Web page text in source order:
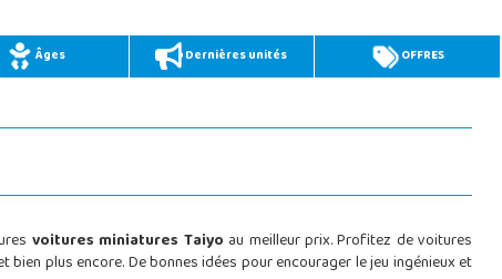
Âges Dernières unités OFFRES
voitures miniatures Taiyo au meilleur prix. Profitez de voitures
plus encore. De bonnes idées pour encourager le jeu ingénieux et